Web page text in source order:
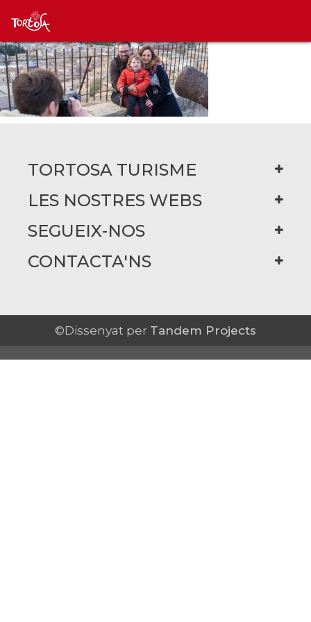
TORTOSA TURISME
LES NOSTRES WEBS
SEGUEIX-NOS
CONTACTA'NS
©Dissenyat per Tandem Projects